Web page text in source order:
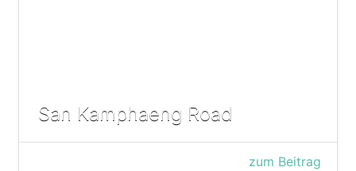
San Kamphaeng Road
zum Beitrag